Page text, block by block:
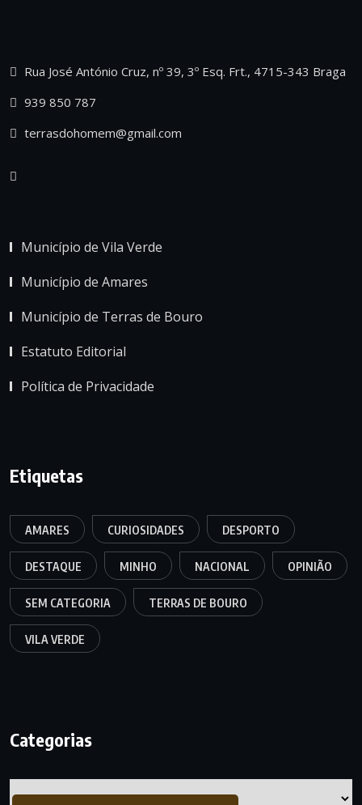
Rua José António Cruz, nº 39, 3º Esq. Frt., 4715-343 Braga
939 850 787
terrasdohomem@gmail.com
Município de Vila Verde
Município de Amares
Município de Terras de Bouro
Estatuto Editorial
Política de Privacidade
Etiquetas
AMARES CURIOSIDADES DESPORTO
DESTAQUE MINHO NACIONAL OPINIÃO
SEM CATEGORIA TERRAS DE BOURO
VILA VERDE
Categorias